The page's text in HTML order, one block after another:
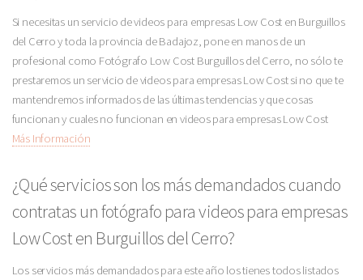
Si necesitas un servicio de videos para empresas Low Cost en Burguillos
del Cerro y toda la provincia de Badajoz, pone en manos de un
profesional como Fotógrafo Low Cost Burguillos del Cerro, no sólo te
prestaremos un servicio de videos para empresas Low Cost si no que te
mantendremos informados de las últimas tendencias y que cosas
funcionan y cuales no funcionan en videos para empresas Low Cost
Más Información
¿Qué servicios son los más demandados cuando
contratas un fotógrafo para videos para empresas
Low Cost en Burguillos del Cerro?
Los servicios más demandados para este año los tienes todos listados